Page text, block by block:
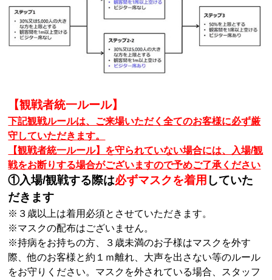
【観戦者統一ルール】
下記観戦ルールは、ご来場いただく全てのお客様に必ず厳
守していただきます。
【観戦者統一ルール】を守られていない場合には、入場/観
戦をお断りする場合がございますので予めご了承ください
①入場/観戦する際は必ずマスクを着用 していた
だきます
※３歳以上は着用必須とさせていただきます。
※マスクの配布はございません。
※持病をお持ちの方、３歳未満のお子様はマスクを外す
際、他のお客様と約１ｍ離れ、大声を出さない等のルール
をお守りください。マスクを外されている場合、スタッフ